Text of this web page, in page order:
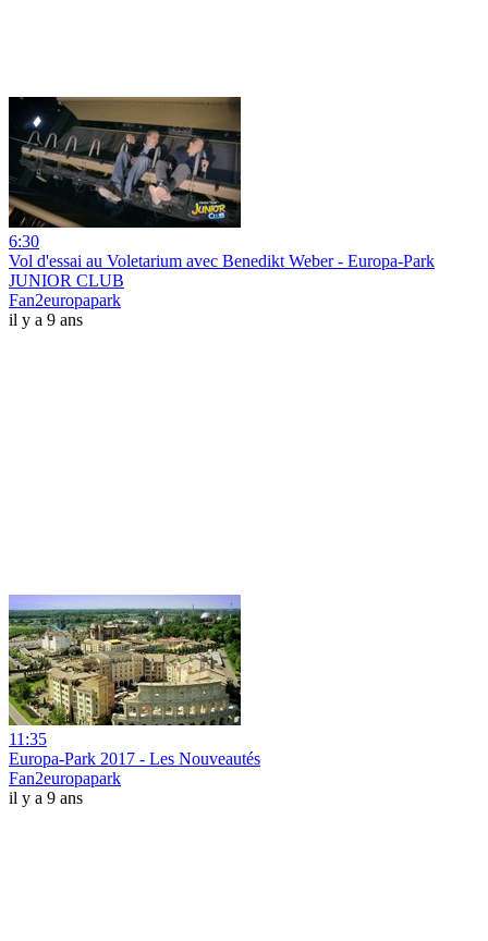
6:30
Vol d'essai au Voletarium avec Benedikt Weber - Europa-Park
JUNIOR CLUB
Fan2europapark
il y a 9 ans
11:35
Europa-Park 2017 - Les Nouveautés
Fan2europapark
il y a 9 ans